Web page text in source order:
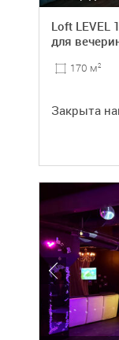
Loft LEVEL
для
170 м2
Закрыта